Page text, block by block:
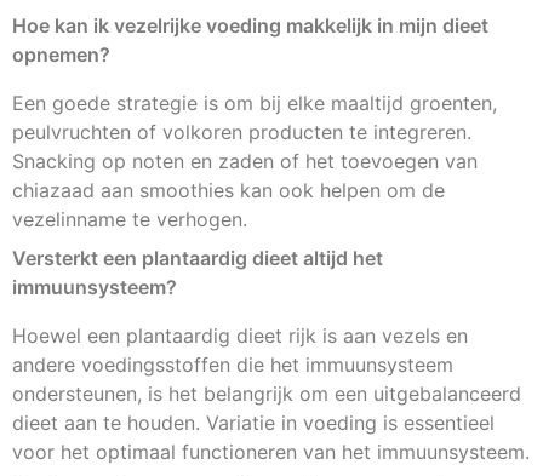
Hoe kan ik vezelrijke voeding makkelijk in mijn dieet
opnemen?
Een goede strategie is om bij elke maaltijd groenten,
peulvruchten of volkoren producten te integreren.
Snacking op noten en zaden of het toevoegen van
chiazaad aan smoothies kan ook helpen om de
vezelinname te verhogen.
Versterkt een plantaardig dieet altijd het
immuunsysteem?
Hoewel een plantaardig dieet rijk is aan vezels en
andere voedingsstoffen die het immuunsysteem
ondersteunen, is het belangrijk om een uitgebalanceerd
dieet aan te houden. Variatie in voeding is essentieel
voor het optimaal functioneren van het immuunsysteem.